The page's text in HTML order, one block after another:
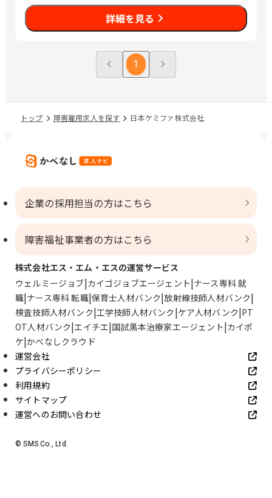
詳細を見る
1
トップ 障害雇用求人を探す 日本ケミファ株式会社
企業の採用担当の方はこちら
障害福祉事業者の方はこちら
株式会社エス・エム・エスの運営サービス
ウェルミージョブ カイゴジョブエージェント ナース専科 就
職 ナース専科 転職 保育士人材バンク 放射線技師人材バンク
検査技師人材バンク 工学技師人材バンク ケア人材バンク PT
OT人材バンク エイチエ 国試黒本治療家エージェント カイポ
ケ かべなしクラウド
運営会社
プライバシーポリシー
利用規約
サイトマップ
運営へのお問い合わせ
© SMS Co., Ltd.